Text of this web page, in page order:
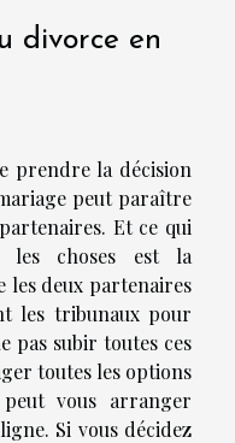
divorce en
prendre la décision
peut paraître
Et ce qui
les choses est la
les deux partenaires
les tribunaux pour
pas subir toutes ces
toutes les options
vous arranger
Si vous décidez